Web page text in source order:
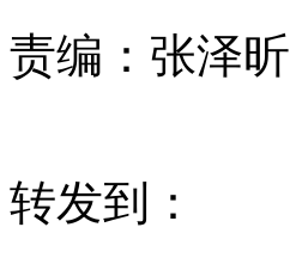
责编： 张泽昕
转发到：